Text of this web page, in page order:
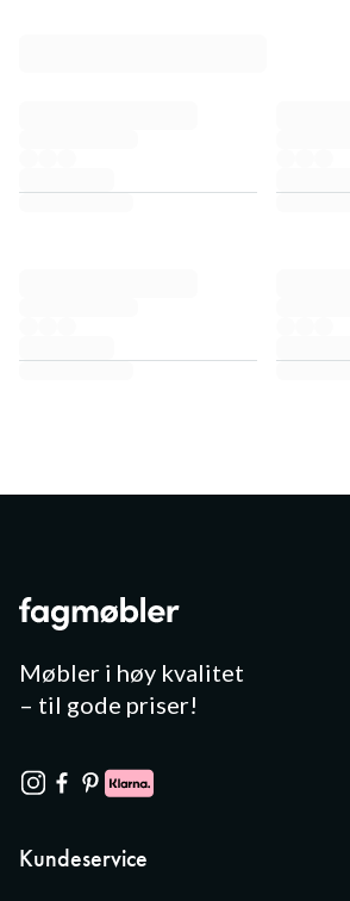
Møbler i høy kvalitet
– til gode priser!
Kundeservice